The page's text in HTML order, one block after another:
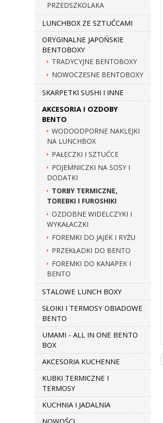
PRZEDSZKOLAKA
LUNCHBOX ZE SZTUĆCAMI
ORYGINALNE JAPOŃSKIE
BENTOBOXY
TRADYCYJNE BENTOBOXY
NOWOCZESNE BENTOBOXY
SKARPETKI SUSHI I INNE
AKCESORIA I OZDOBY
BENTO
WODOODPORNE NAKLEJKI
NA LUNCHBOX
PAŁECZKI I SZTUĆCE
POJEMNICZKI NA SOSY I
DODATKI
TORBY TERMICZNE,
TOREBKI I FUROSHIKI
OZDOBNE WIDELCZYKI I
WYKAŁACZKI
FOREMKI DO JAJEK I RYŻU
PRZEKŁADKI DO BENTO
FOREMKI DO KANAPEK I
BENTO
STALOWE LUNCH BOXY
SŁOIKI I TERMOSY OBIADOWE
BENTO
UMAMI - ALL IN ONE BENTO
BOX
AKCESORIA KUCHENNE
KUBKI TERMICZNE I
TERMOSY
KUCHNIA I JADALNIA
NOWOŚCI